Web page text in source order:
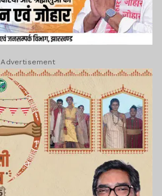
Advertisement